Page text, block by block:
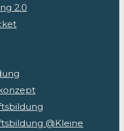
2.0
@Kleine